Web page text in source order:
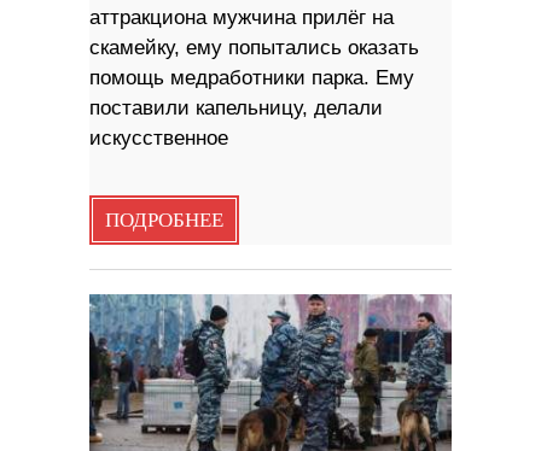
аттракциона мужчина прилёг на
скамейку, ему попытались оказать
помощь медработники парка. Ему
поставили капельницу, делали
искусственное
ПОДРОБНЕЕ